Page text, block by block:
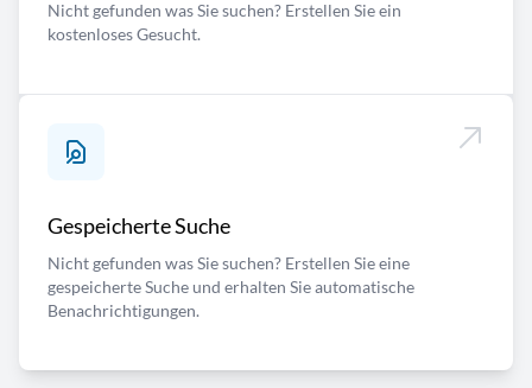
Nicht gefunden was Sie suchen? Erstellen Sie ein
kostenloses Gesucht.
Gespeicherte Suche
Nicht gefunden was Sie suchen? Erstellen Sie eine
gespeicherte Suche und erhalten Sie automatische
Benachrichtigungen.